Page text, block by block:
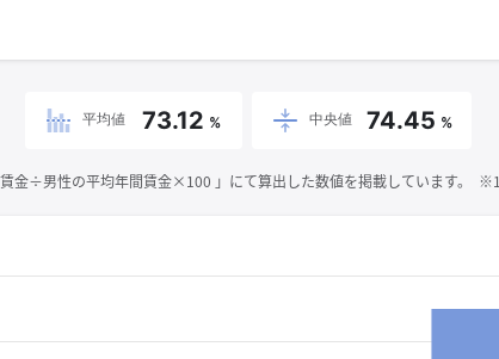
平均値 73.12 % 中央値 74.45 %
金÷男性の平均年間賃金×100 」にて算出した数値を掲載しています。 ※1